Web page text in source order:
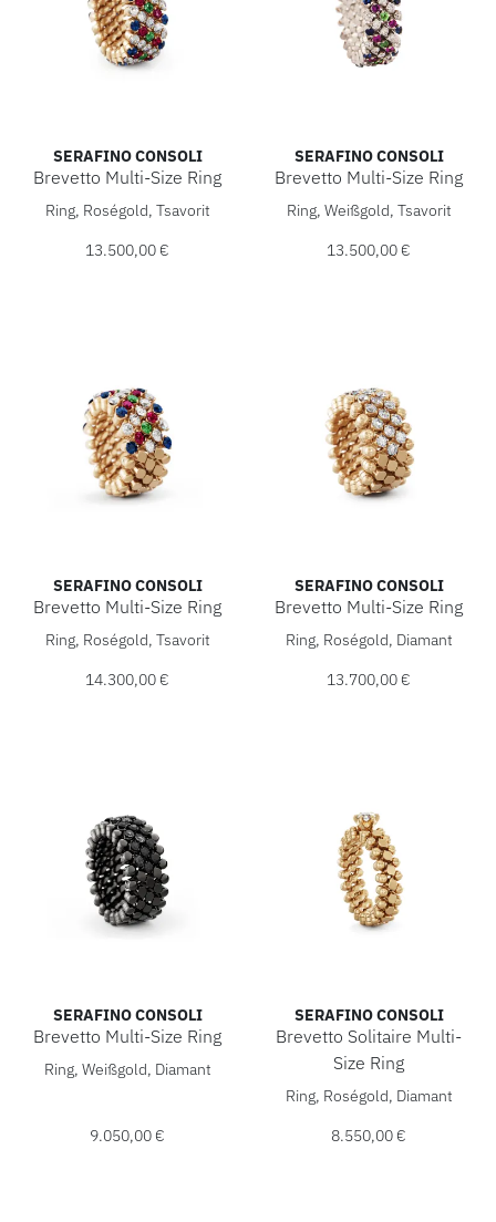
SERAFINO CONSOLI
Brevetto Multi-Size Ring
Serafino Consoli Brevetto Multi-Size Ring, Ref: RMS 5F2
Ring, Roségold, Tsavorit
13.500,00 €
SERAFINO CONSOLI
Brevetto Multi-Size Ring
Serafino Consoli Brevetto
Ring, Weißgold, Tsavorit
13.500,00 €
SERAFINO CONSOLI
Brevetto Multi-Size Ring
Serafino Consoli Brevetto Multi-Size Ring, Ref: RMS 5H4
Ring, Roségold, Tsavorit
14.300,00 €
SERAFINO CONSOLI
Brevetto Multi-Size Ring
Serafino Consoli Brevetto
Ring, Roségold, Diamant
13.700,00 €
SERAFINO CONSOLI
Brevetto Multi-Size Ring
Serafino Consoli Brevetto Multi-Size Ring, Ref: RMS 5HM2
Ring, Weißgold, Diamant
9.050,00 €
SERAFINO CONSOLI
Brevetto Solitaire Multi-
Size Ring
Serafino Consoli Brevetto
Ring, Roségold, Diamant
8.550,00 €